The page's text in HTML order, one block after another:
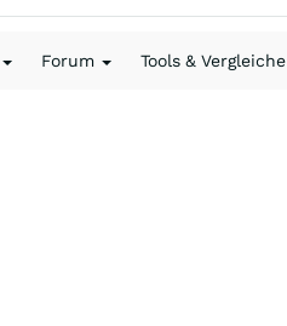
Forum Tools & Vergleiche